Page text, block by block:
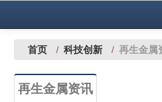
中国有色金属报社主办 广告服务
铜镍铅锌
首页 / 科技创新 / 再生金属
再生金属资讯